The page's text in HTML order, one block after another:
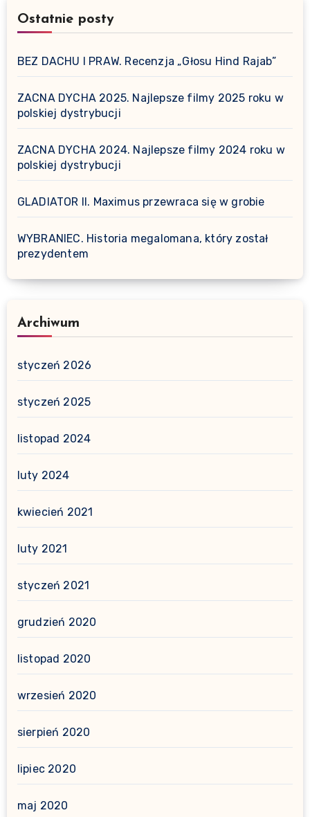
Ostatnie posty
BEZ DACHU I PRAW. Recenzja „Głosu Hind Rajab”
ZACNA DYCHA 2025. Najlepsze filmy 2025 roku w
polskiej dystrybucji
ZACNA DYCHA 2024. Najlepsze filmy 2024 roku w
polskiej dystrybucji
GLADIATOR II. Maximus przewraca się w grobie
WYBRANIEC. Historia megalomana, który został
prezydentem
Archiwum
styczeń 2026
styczeń 2025
listopad 2024
luty 2024
kwiecień 2021
luty 2021
styczeń 2021
grudzień 2020
listopad 2020
wrzesień 2020
sierpień 2020
lipiec 2020
maj 2020